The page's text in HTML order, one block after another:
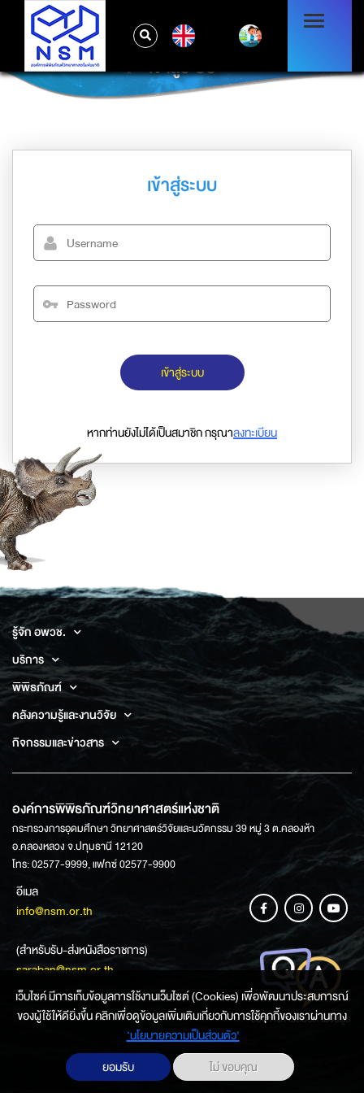
เข้าสู่ระบบ
เข้าสู่ระบบ
เข้าสู่ระบบ
หากท่านยังไม่ได้เป็นสมาชิก กรุณาลงทะเบียน
รู้จัก อพวช.
บริการ
พิพิธภัณฑ์
คลังความรู้และงานวิจัย
กิจกรรมและข่าวสาร
องค์การพิพิธภัณฑ์วิทยาศาสตร์แห่งชาติ
กระทรวงการอุดมศึกษา วิทยาศาสตร์วิจัยและนวัตกรรม 39 หมู่ 3 ต.คลองห้า
อ.คลองหลวง จ.ปทุมธานี 12120
โทร: 02577-9999, แฟกซ์ 02577-9900
อีเมล
info@nsm.or.th
(สำหรับรับ-ส่งหนังสือราชการ)
saraban@nsm.or.th
ช่องทางการสอบถามข้อมูล
เว็บไซค์ มีการเก็บข้อมูลการใช้งานเว็บไซต์ (Cookies) เพื่อพัฒนาประสบการณ์
ของผู้ใช้ให้ดียิ่งขึ้น คลิกเพื่อดูข้อมูลเพิ่มเติมเกี่ยวกับการใช้คุกกี้ของเราผ่านทาง
‘นโยบายความเป็นส่วนตัว'
ยอมรับ
ไม่ ขอบคุณ